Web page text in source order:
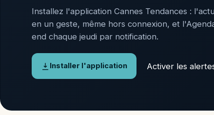
Installez l'application Cannes Tendances :
en un geste, même hors connexion, et
end chaque jeudi par notification.
Installer l'application Activer les